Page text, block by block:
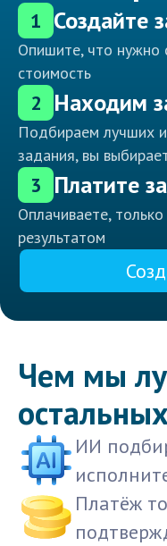
1 Создайте
Опишите, что нужно
стоимость
2 Находим
Подбираем лучших
задания, вы
3 Платите
Оплачиваете,
результатом
Чем мы
ИИ
Платёж